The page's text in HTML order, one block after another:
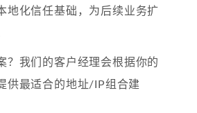
地化信任基础，为后续业务扩
？我们的客户经理会根据你的
供最适合的地址/IP组合建